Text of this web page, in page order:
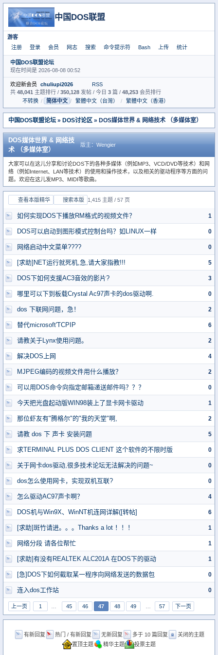
中国DOS联盟
游客
注册
登录 会员 网志 搜索 命令提示符 Bash 上传 统计
中国DOS联盟论坛
现在时间是 2026-08-08 00:52
欢迎新会员 chuliupi2026
RSS
共 48,041 主题排行 / 350,128 发帖 / 今日 3 篇 / 48,253 会员排行
不转换 / 简体中文 / 繁體中文（台灣） / 繁體中文（香港）
中国DOS联盟论坛 » DOS讨论区 » DOS媒体世界 & 网络技术 （多媒体室）
DOS媒体世界 & 网络技
术 （多媒体室）
版主：Wengier
大家可以在这儿分享和讨论DOS下的各种多媒体（例如MP3、VCD/DVD等技术）和网
络（例如Internet、LAN等技术）的使用和操作技术，以及相关的驱动程序等方面的问
题。欢迎在这儿发MP3、MIDI等歌曲。
查看本版精华 搜索本版 1,415 主题 / 57 页
如何实现DOS下播放RM格式的视频文件？ 1
DOS可以启动到图形模式控制台吗？如LINUX一样 0
网络启动中文菜单???? 0
[求助]NET运行就死机,急,请大家指教!!! 5
DOS下如何支援AC3音效的影片? 3
哪里可以下到板载Crystal Ac97声卡的dos驱动啊. 0
dos 下联网问题，急！ 2
替代microsoft'TCPIP 6
请教关于Lynx使用问题。 2
解决DOS上网 4
MJPEG编码的视频文件用什么播放？ 2
可以用DOS命令向指定邮箱递送邮件吗？？？ 0
今天把光盘起动版WIN98装上了显卡网卡驱动 1
那位虾友有"腾格尔"的"我的天堂"啊, 2
请教 dos 下 声卡 安装问题 5
求TERMINAL PLUS DOS CLIENT 这个软件的不限时版 0
关于网卡dos驱动,很多技术论坛无法解决的问题~ 0
dos怎么使用网卡，实现双机互联? 0
怎么驱动AC97声卡啊？ 4
DOS机与Win9X、WinNT机连网详解([转帖] 6
[求助]斑竹请进。。。Thanks a lot ！！！ 1
网络分段 请各位帮忙 1
[求助]有没有REALTEK ALC201A 在DOS下的驱动 1
[急]DOS下如何截取某一程序向网络发送的数据包 0
连入dos工作站 0
上一页 1 45 46 47 48 49 57 下一页
有新回复 热门 / 有新回复 无新回复 多于 10 篇回复
关闭的主题
置顶主题
精华主题 投票主题